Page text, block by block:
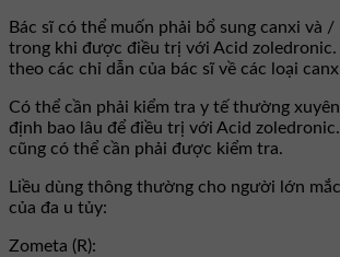
Bác sĩ có thể muốn phải bổ sung canxi và
trong khi được điều trị với Acid zoledronic.
theo các chỉ dẫn của bác sĩ về các loại
Có thể cần phải kiểm tra y tế thường
định bao lâu để điều trị với Acid
cũng có thể cần phải được kiểm tra.
Liều dùng thông thường cho người lớn
của đa u tủy:
Zometa (R):